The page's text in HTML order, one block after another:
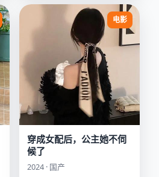
电影
穿成女配后，公主她不伺
候了
2024 · 国产